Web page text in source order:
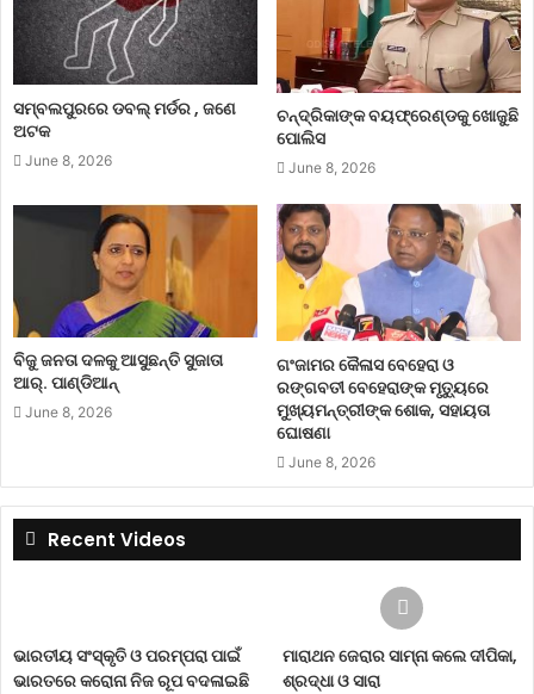
ସମ୍ବଲପୁରରେ ଡବଲ୍ ମର୍ଡର , ଜଣେ
ଅଟକ
June 8, 2026
ଚନ୍ଦ୍ରିକାଙ୍କ ବୟଫ୍ରେଣ୍ଡକୁ ଖୋଜୁଛି
ପୋଲିସ
June 8, 2026
ବିଜୁ ଜନତା ଦଳକୁ ଆସୁଛନ୍ତି ସୁଜାତା
ଆର୍‌. ପାଣ୍ଡିଆନ୍
June 8, 2026
ଗଂଜାମର କୈଳାସ ବେହେରା ଓ
ରଙ୍ଗବତୀ ବେହେରାଙ୍କ ମୃତ୍ୟୁରେ
ମୁଖ୍ୟମନ୍ତ୍ରୀଙ୍କ ଶୋକ, ସହାୟତା
ଘୋଷଣା
June 8, 2026
Recent Videos
ଭାରତୀୟ ସଂସ୍କୃତି ଓ ପରମ୍ପରା ପାଇଁ
ଭାରତରେ କରୋନା ନିଜ ରୂପ ବଦଳାଇଛି
ମାରାଥନ ଜେରାର ସାମ୍ନା କଲେ ଦୀପିକା,
ଶ୍ରଦ୍ଧା ଓ ସାରା